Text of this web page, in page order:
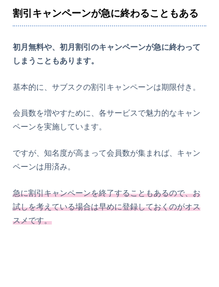
割引キャンペーンが急に終わることもある
初月無料や、初月割引のキャンペーンが急に終わって
しまうこともあります。
基本的に、サブスクの割引キャンペーンは期限付き。
会員数を増やすために、各サービスで魅力的なキャン
ペーンを実施しています。
ですが、知名度が高まって会員数が集まれば、キャン
ペーンは用済み。
急に割引キャンペーンを終了することもあるので、お
試しを考えている場合は早めに登録しておくのがオス
スメです。